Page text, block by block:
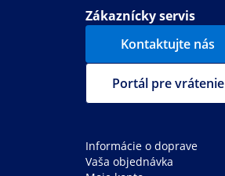
Zákaznícky servis
Kontaktujte nás
Portál pre vrátenie
Informácie o doprave
Vaša objednávka